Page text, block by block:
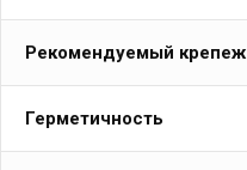
Рекомендуемый крепеж
Герметичность